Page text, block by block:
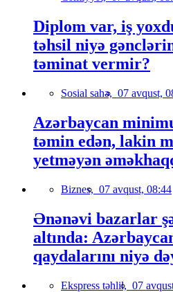
Diplom var, iş
təhsil niyə
təminat vermir?
Sosial sahə, 07 avqust,
Azərbaycan
təmin edən, lakin
yetməyən
Biznes, 07 avqust, 08:44
Ənənəvi bazarlar
altında:
qaydalarını niyə
Ekspress təhlil, 07